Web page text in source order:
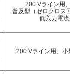
200 Vライン用
普及型（ゼロクロス
低入力電
200 Vライン用、小